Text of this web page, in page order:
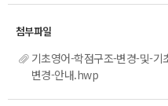
기초영어-학점구조-변경-및-
변경-안내.hwp